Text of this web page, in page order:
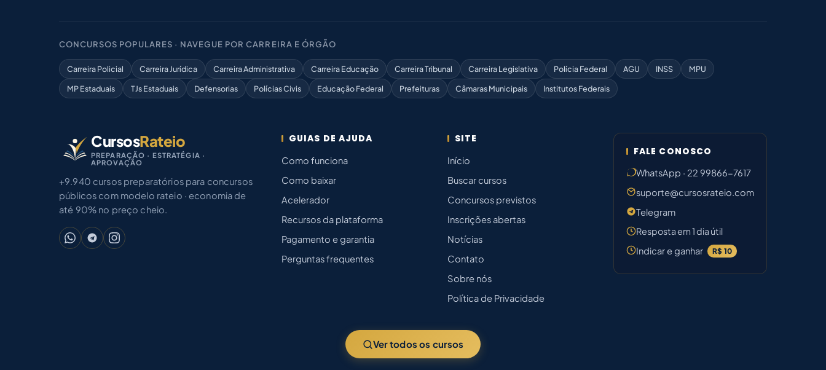
CONCURSOS POPULARES · NAVEGUE POR CARREIRA E ÓRGÃO
Carreira Policial Carreira Jurídica Carreira Administrativa Carreira Educação Carreira Tribunal Carreira Legislativa Polícia Federal AGU INSS
MPU
MP Estaduais
TJs Estaduais Defensorias Polícias Civis Educação Federal Prefeituras Câmaras Municipais Institutos Federais
CursosRateio
PREPARAÇÃO · ESTRATÉGIA ·
APROVAÇÃO
+9.940 cursos preparatórios para concursos
públicos com modelo rateio · economia de
até 90% no preço cheio.
GUIAS DE AJUDA
Como funciona
Como baixar
Acelerador
Recursos da plataforma
Pagamento e garantia
Perguntas frequentes
SITE
Início
Buscar cursos
Concursos previstos
Inscrições abertas
Notícias
Contato
Sobre nós
Política de Privacidade
FALE CONOSCO
WhatsApp · 22 99866-7617
suporte@cursosrateio.com
Telegram
Resposta em 1 dia útil
Indicar e ganhar
R$ 10
Ver todos os cursos